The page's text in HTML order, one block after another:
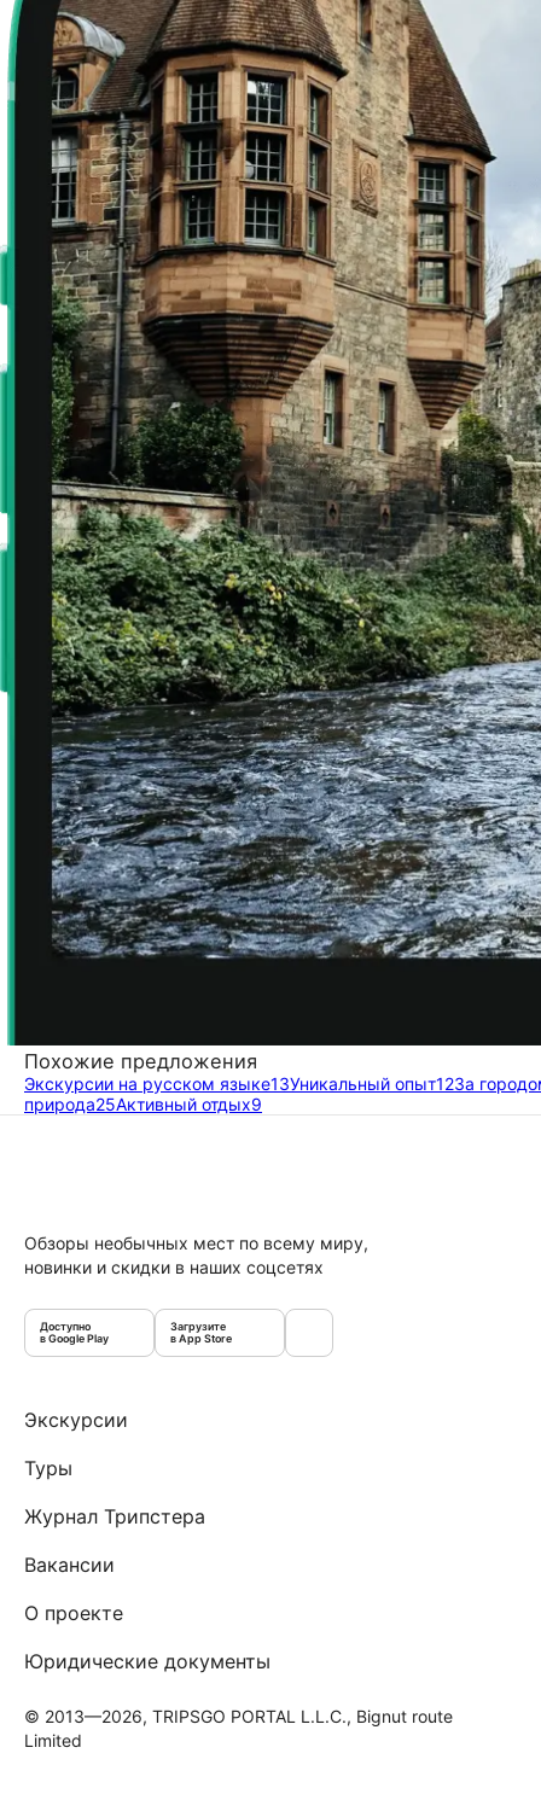
Похожие предложения
Экскурсии на русском языке13Уникальный опыт12За
природа25Активный отдых9
Обзоры необычных мест по всему миру,
новинки и скидки в наших соцсетях
Доступно
в Google Play
Загрузите
в App Store
Экскурсии
Туры
Журнал Трипстера
Вакансии
О проекте
Юридические документы
© 2013—2026, TRIPSGO PORTAL L.L.C., Bignut route
Limited